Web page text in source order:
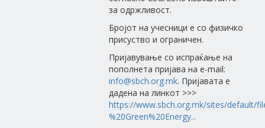
за одржливост.
Бројот на учесници е со физичко
присуство и ограничен.
Пријавување со испраќање на
пополнета пријава на e-mail:
info@sbch.org.mk. Пријавата е
дадена на линкот >>>
https://www.sbch.org.mk/sites/default/
%20Green%20Energy...